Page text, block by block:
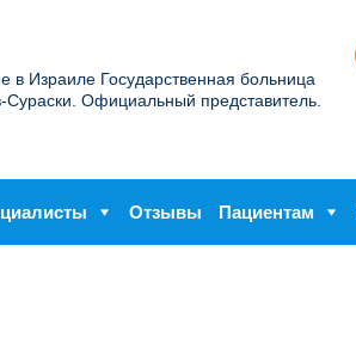
в Израиле Государственная больница
Сураски. Официальный представитель.
Отзывы Пациентам